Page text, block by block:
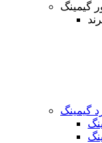
گیمینگ
گیمینگ